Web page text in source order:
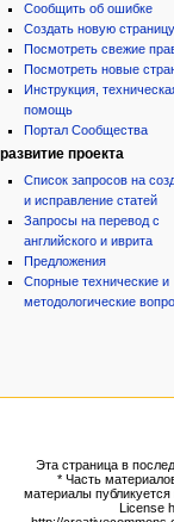
Сообщить об ошибке
Создать новую страницу
Посмотреть свежие
Посмотреть новые
Инструкция,
помощь
Портал Сообщества
развитие проекта
Список запросов на
и исправление статей
Запросы на перевод с
английского и иврита
Предложения
Спорные технические и
методологические
Версия
для
категории
Народ
Проекты
Проекты/Участники/
Эта страница в
* Часть
материалы
License